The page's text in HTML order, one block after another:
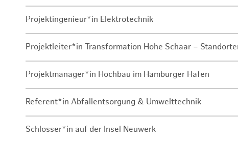
Projektingenieur*in Elektrotechnik
Projektleiter*in Transformation Hohe Schaar –
Projektmanager*in Hochbau im Hamburger Hafen
Referent*in Abfallentsorgung & Umwelttechnik
Schlosser*in auf der Insel Neuwerk